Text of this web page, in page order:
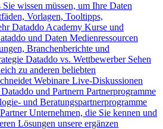
wissen müssen, um Ihre Daten
Vorlagen, Tooltipps,
Dataddo Academy Kurse und
und Daten Medienressourcen
Branchenberichte und
Dataddo vs. Wettbewerber Sehen
zu anderen beliebten
Webinare Live-Diskussionen
und Partnern Partnerprogramme
und Beratungspartnerprogramme
Unternehmen, die Sie kennen und
Lösungen unsere ergänzen